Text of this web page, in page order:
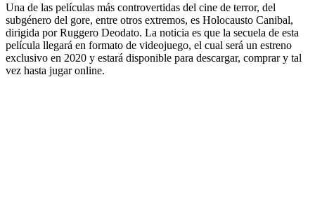
Una de las películas más controvertidas del cine de terror, del
subgénero del gore, entre otros extremos, es Holocausto Canibal,
dirigida por Ruggero Deodato. La noticia es que la secuela de esta
película llegará en formato de videojuego, el cual será un estreno
exclusivo en 2020 y estará disponible para descargar, comprar y tal
vez hasta jugar online.